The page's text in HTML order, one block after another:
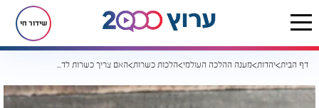
שידור חי
דף הבית יהדות מענה ההלכה העולמי הלכות כשרות האם צריך כשרות לדבש?